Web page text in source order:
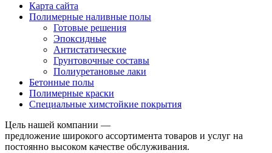
Карта сайта
Полимерные наливные полы
Готовые решения
Эпоксидные
Антистатические
Грунтовочные составы
Полиуретановые лаки
Бетонные полы
Полимерные краски
Специальные химстойкие покрытия
Цель нашей компании —
предложение широкого ассортимента товаров и услуг на
постоянно высоком качестве обслуживания.